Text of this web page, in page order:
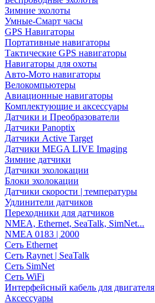
Зимние эхолоты
Умные-Смарт часы
GPS Навигаторы
Портативные навигаторы
Тактические GPS навигаторы
Навигаторы для охоты
Авто-Мото навигаторы
Велокомпьютеры
Авиационные навигаторы
Комплектующие и аксессуары
Датчики и Преобразователи
Датчики Panoptix
Датчики Active Target
Датчики MEGA LIVE Imaging
Зимние датчики
Датчики эхолокации
Блоки эхолокации
Датчики скорости | температуры
Удлинители датчиков
Переходники для датчиков
NMEA, Ethernet, SeaTalk, SimNet...
NMEA 0183 | 2000
Сеть Ethernet
Сеть Raynet | SeaTalk
Сеть SimNet
Сеть WiFi
Интерфейсный кабель для двигателя
Аксессуары